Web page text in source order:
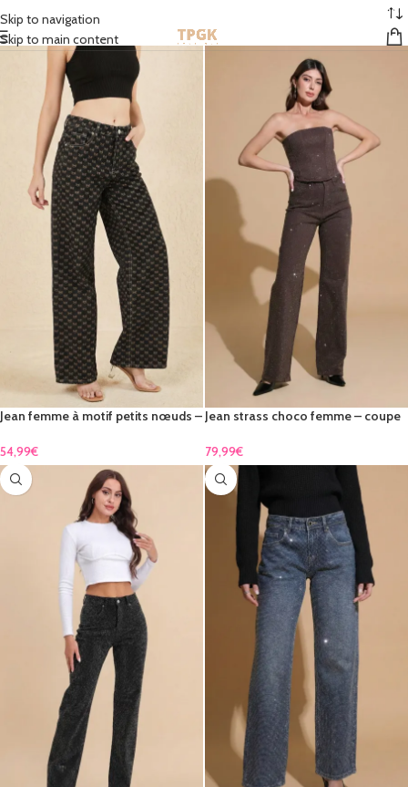
Skip to navigation
Skip to main content
STOCK EN FRANCE | MONDIAL RELAY GRATUIT À PARTIR DE 50 EUROS
Jean femme à motif petits nœuds –
coton
54,99€
Jean strass choco femme – coupe
79,99€